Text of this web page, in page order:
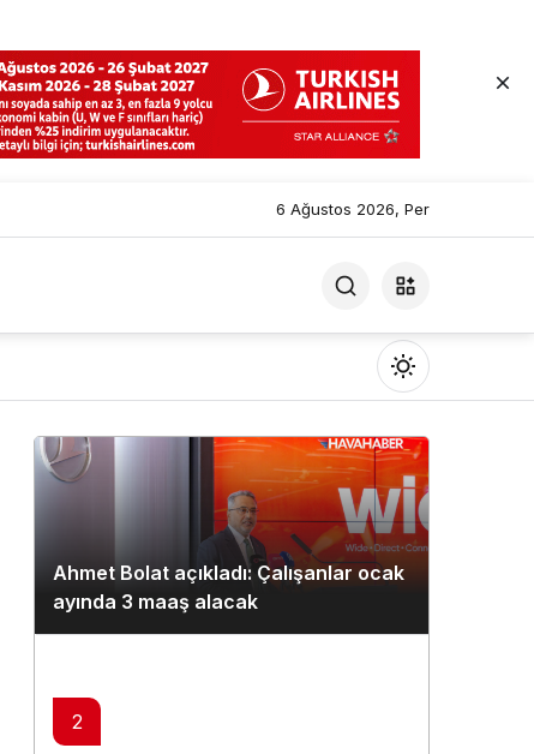
6 Ağustos 2026, Per
Mod
değiştir
Gündüz Modu
Gündüz modunu seçin.
Ahmet Bolat açıkladı: Çalışanlar ocak
ayında 3 maaş alacak
2